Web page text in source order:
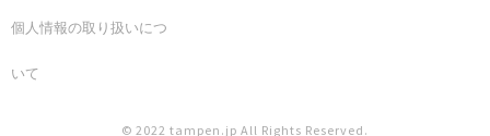
個人情報の取り扱いにつ
いて
© 2022 tampen.jp All Rights Reserved.